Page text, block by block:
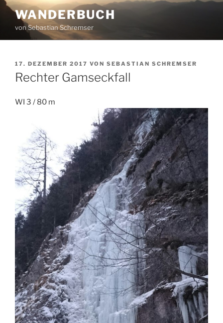
Zum
Inhalt
springen
WANDERBUCH
von Sebastian Schremser
VERÖFFENTLICHT
AM
17. DEZEMBER 2017 VON SEBASTIAN SCHREMSER
Rechter Gamseckfall
WI 3 / 80 m